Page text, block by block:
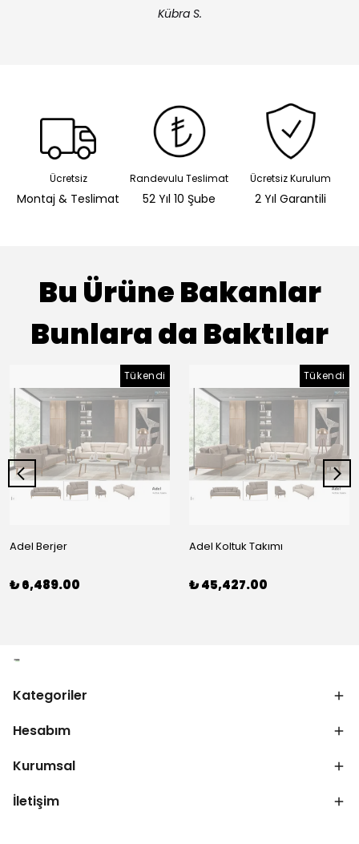
Kübra S.
Ücretsiz
Montaj & Teslimat
Randevulu Teslimat
52 Yıl 10 Şube
Ücretsiz Kurulum
2 Yıl Garantili
Bu Ürüne Bakanlar
Bunlara da Baktılar
Tükendi
Adel Berjer
₺ 6,489.00
Tükendi
Adel Koltuk Takımı
₺ 45,427.00
Kategoriler
Hesabım
Kurumsal
İletişim